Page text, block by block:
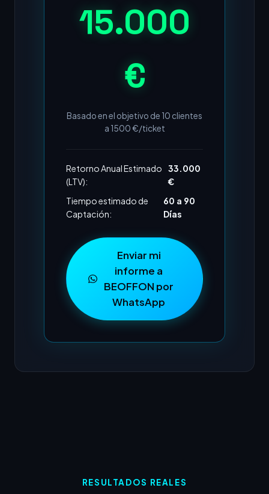
15.000
€
Basado en el objetivo de 10 clientes
a 1500€/ticket
Retorno Anual Estimado
(LTV):
33.000
€
Tiempo estimado de
Captación:
60 a 90
Días
Enviar mi
informe a
BEOFFON por
WhatsApp
RESULTADOS REALES